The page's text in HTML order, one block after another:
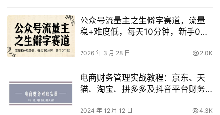
公众号流量主之生僻字赛道，流量
稳+难度低，每天10分钟，新手0门
2026 年 3 月 28 日 2.0K
电商财务管理实战教程：京东、天
猫、淘宝、拼多多及抖音平台财务
2024 年 12 月 12 日 4.3K